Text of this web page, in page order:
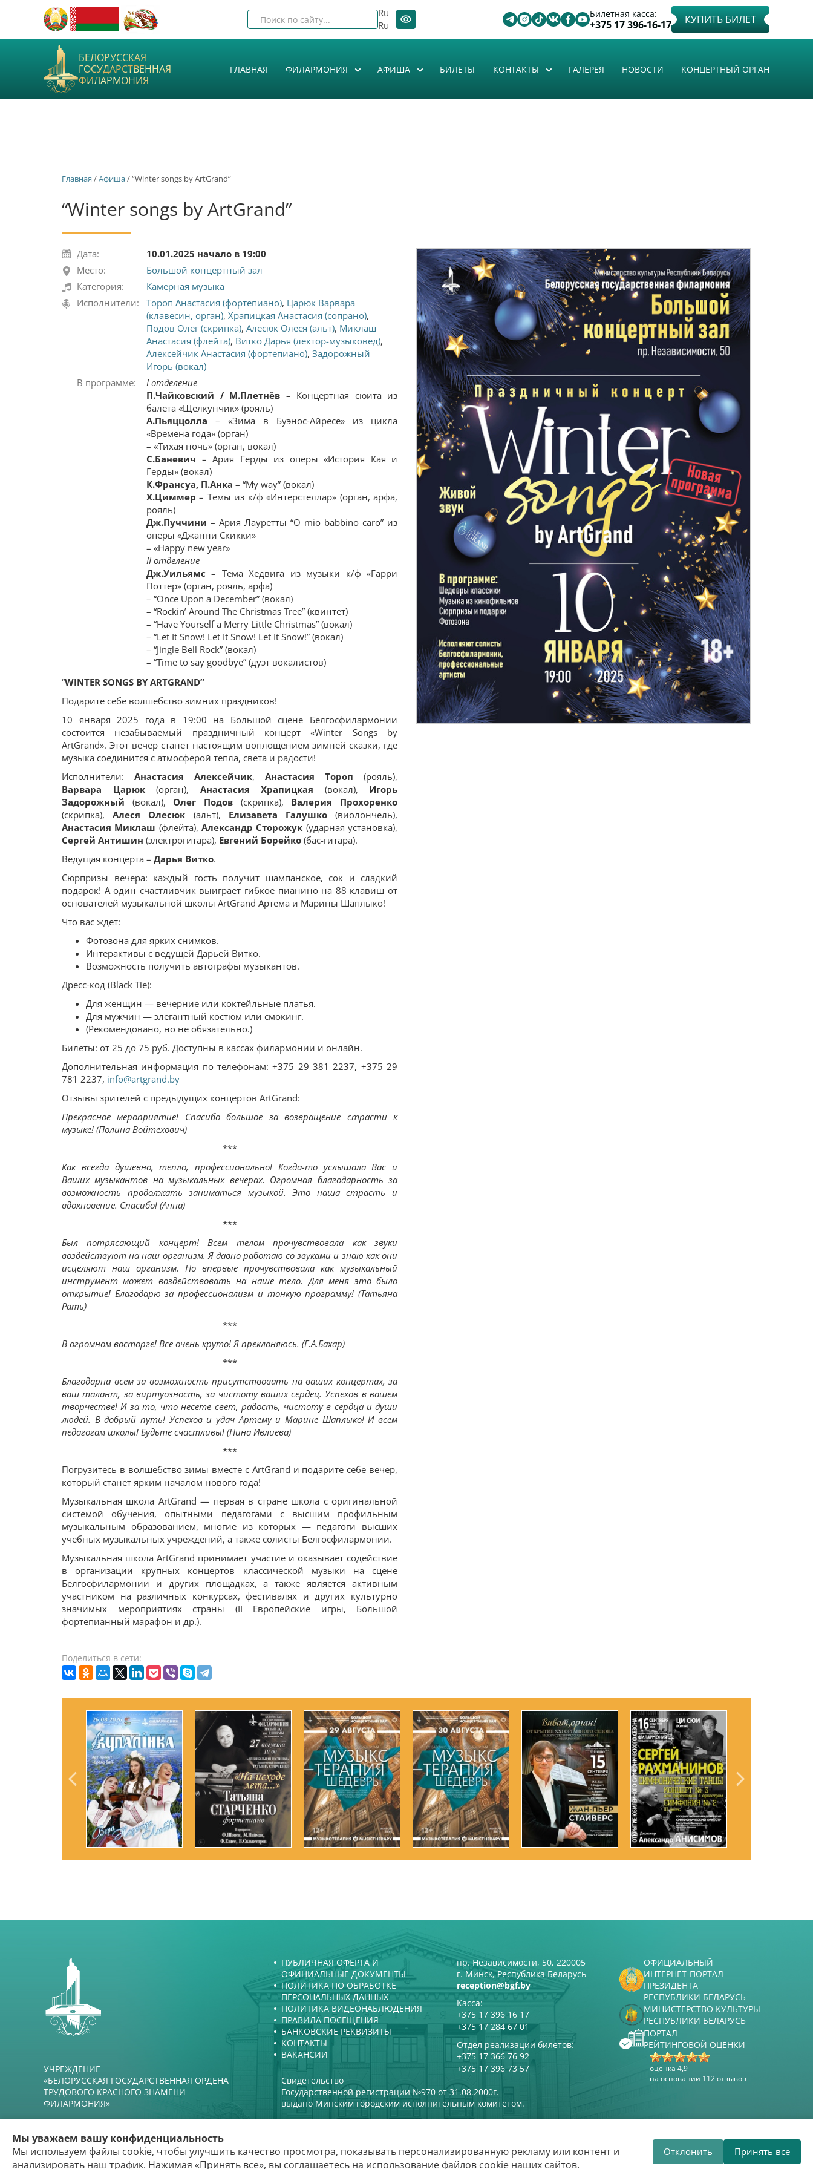
Билетная касса:
+375 17 396-16-17 КУПИТЬ БИЛЕТ
Ru
Ru
БЕЛОРУССКАЯ
ГОСУДАРСТВЕННАЯ
ФИЛАРМОНИЯ
ГЛАВНАЯ ФИЛАРМОНИЯ АФИША БИЛЕТЫ КОНТАКТЫ ГАЛЕРЕЯ НОВОСТИ КОНЦЕРТНЫЙ ОРГАН
Главная /Афиша/ “Winter songs by ArtGrand”
“Winter songs by ArtGrand”
Дата:
10.01.2025 начало в 19:00
Место:
Большой концертный зал
Категория:
Камерная музыка
Исполнители:
Тороп Анастасия (фортепиано), Царюк Варвара
(клавесин, орган), Храпицкая Анастасия (сопрано),
Подов Олег (скрипка), Алесюк Олеся (альт), Миклаш
Анастасия (флейта), Витко Дарья (лектор-музыковед),
Алексейчик Анастасия (фортепиано), Задорожный
Игорь (вокал)
В программе:
І отделение
П.Чайковский / М.Плетнёв – Концертная сюита из
балета «Щелкунчик» (рояль)
А.Пьяццолла – «Зима в Буэнос-Айресе» из цикла
«Времена года» (орган)
– «Тихая ночь» (орган, вокал)
С.Баневич – Ария Герды из оперы «История Кая и
Герды» (вокал)
К.Франсуа, П.Анка – “My way” (вокал)
Х.Циммер – Темы из к/ф «Интерстеллар» (орган, арфа,
рояль)
Дж.Пуччини – Ария Лауретты “O mio babbino caro” из
оперы «Джанни Скикки»
– «Happy new year»
ІІ отделение
Дж.Уильямс– Тема Хедвига из музыки к/ф «Гарри
Поттер» (орган, рояль, арфа)
– “Once Upon a December” (вокал)
– “Rockin’ Around The Christmas Tree” (квинтет)
– “Have Yourself a Merry Little Christmas” (вокал)
– “Let It Snow! Let It Snow! Let It Snow!” (вокал)
– “Jingle Bell Rock” (вокал)
– “Time to say goodbye” (дуэт вокалистов)
“WINTER SONGS BY ARTGRAND”
Подарите себе волшебство зимних праздников!
10 января 2025 года в 19:00 на Большой сцене Белгосфилармонии
состоится незабываемый праздничный концерт «Winter Songs by
ArtGrand». Этот вечер станет настоящим воплощением зимней сказки, где
музыка соединится с атмосферой тепла, света и радости!
Исполнители: Анастасия Алексейчик, Анастасия Тороп (рояль),
Варвара Царюк(орган), Анастасия Храпицкая (вокал), Игорь
Задорожный (вокал), Олег Подов (скрипка), Валерия Прохоренко
(скрипка),Алеся Олесюк (альт), Елизавета Галушко(виолончель),
Анастасия Миклаш (флейта),Александр Сторожук (ударная установка),
Сергей Антишин (электрогитара), Евгений Борейко (бас-гитара).
Ведущая концерта – Дарья Витко.
Сюрпризы вечера: каждый гость получит шампанское, сок и сладкий
подарок! А один счастливчик выиграет гибкое пианино на 88 клавиш от
основателей музыкальной школы ArtGrand Артема и Марины Шаплыко!
Что вас ждет:
Фотозона для ярких снимков.
Интерактивы с ведущей Дарьей Витко.
Возможность получить автографы музыкантов.
Дресс-код (Black Tie):
Для женщин — вечерние или коктейльные платья.
Для мужчин — элегантный костюм или смокинг.
(Рекомендовано, но не обязательно.)
Билеты: от 25 до 75 руб. Доступны в кассах филармонии и онлайн.
Дополнительная информация по телефонам: +375 29 381 2237, +375 29
781 2237, info@artgrand.by
Отзывы зрителей с предыдущих концертов ArtGrand:
Прекрасное мероприятие! Спасибо большое за возвращение страсти к
музыке! (Полина Войтехович)
***
Как всегда душевно, тепло, профессионально! Когда-то услышала Вас и
Ваших музыкантов на музыкальных вечерах. Огромная благодарность за
возможность продолжать заниматься музыкой. Это наша страсть и
вдохновение. Спасибо! (Анна)
***
Был потрясающий концерт! Всем телом прочувствовала как звуки
воздействуют на наш организм. Я давно работаю со звуками и знаю как они
исцеляют наш организм. Но впервые прочувствовала как музыкальный
инструмент может воздействовать на наше тело. Для меня это было
открытие! Благодарю за профессионализм и тонкую программу! (Татьяна
Рать)
***
В огромном восторге! Все очень круто! Я преклоняюсь. (Г.А.Бахар)
***
Благодарна всем за возможность присутствовать на ваших концертах, за
ваш талант, за виртуозность, за чистоту ваших сердец. Успехов в вашем
творчестве! И за то, что несете свет, радость, чистоту в сердца и души
людей. В добрый путь! Успехов и удач Артему и Марине Шаплыко! И всем
педагогам школы! Будьте счастливы! (Нина Ивлиева)
***
Погрузитесь в волшебство зимы вместе с ArtGrand и подарите себе вечер,
который станет ярким началом нового года!
Музыкальная школа ArtGrand — первая в стране школа с оригинальной
системой обучения, опытными педагогами с высшим профильным
музыкальным образованием, многие из которых — педагоги высших
учебных музыкальных учреждений, а также солисты Белгосфилармонии.
Музыкальная школа ArtGrand принимает участие и оказывает содействие
в организации крупных концертов классической музыки на сцене
Белгосфилармонии и других площадках, а также является активным
участником на различных конкурсах, фестивалях и других культурно
значимых мероприятиях страны (II Европейские игры, Большой
фортепианный марафон и др.).
УЧРЕЖДЕНИЕ
«БЕЛОРУССКАЯ ГОСУДАРСТВЕННАЯ ОРДЕНА
ТРУДОВОГО КРАСНОГО ЗНАМЕНИ
ФИЛАРМОНИЯ»
ПУБЛИЧНАЯ ОФЕРТА И
ОФИЦИАЛЬНЫЕ ДОКУМЕНТЫ
ПОЛИТИКА ПО ОБРАБОТКЕ
ПЕРСОНАЛЬНЫХ ДАННЫХ
ПОЛИТИКА ВИДЕОНАБЛЮДЕНИЯ
ПРАВИЛА ПОСЕЩЕНИЯ
БАНКОВСКИЕ РЕКВИЗИТЫ
КОНТАКТЫ
ВАКАНСИИ
пр. Независимости, 50, 220005
г. Минск, Республика Беларусь
reception@bgf.by
Касса:
+375 17 396 16 17
+375 17 284 67 01
Отдел реализации билетов:
+375 17 366 76 92
+375 17 396 73 57
Свидетельство
Государственной регистрации №970 от 31.08.2000г.
выдано Минским городским исполнительным комитетом.
ОФИЦИАЛЬНЫЙ
ИНТЕРНЕТ-ПОРТАЛ
ПРЕЗИДЕНТА
РЕСПУБЛИКИ БЕЛАРУСЬ
МИНИСТЕРСТВО КУЛЬТУРЫ
РЕСПУБЛИКИ БЕЛАРУСЬ
ПОРТАЛ
РЕЙТИНГОВОЙ ОЦЕНКИ
оценка 4,9
на основании 112 отзывов
Мы уважаем вашу конфиденциальность
Мы используем файлы cookie, чтобы улучшить качество просмотра, показывать персонализированную рекламу или контент и
анализировать наш трафик. Нажимая «Принять все», вы соглашаетесь на использование файлов cookie наших сайтов.
Отклонить Принять все